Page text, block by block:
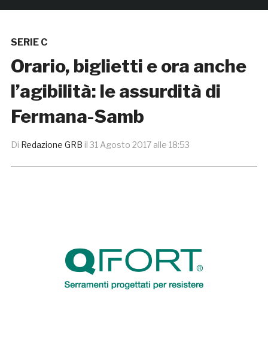
SERIE C
Orario, biglietti e ora anche
l’agibilità: le assurdità di
Fermana-Samb
Di Redazione GRB il 31 Agosto 2017 alle 18:53